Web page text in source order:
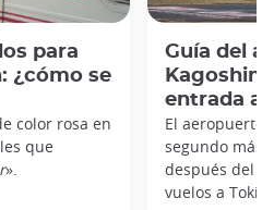
para
¿cómo se
color rosa en
que
».
Guía del
entrada al
El aeropuerto
segundo más
después del
vuelos a